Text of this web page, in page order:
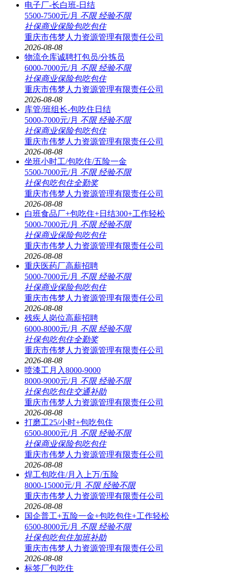
电子厂-长白班-日结
5500-7500元/月 不限 经验不限
社保商业保险包吃包住
重庆市伟梦人力资源管理有限责任公司
2026-08-08
物流仓库诚聘打包员/分拣员
6000-7000元/月 不限 经验不限
社保商业保险包吃包住
重庆市伟梦人力资源管理有限责任公司
2026-08-08
库管/班组长-包吃住日结
5000-7000元/月 不限 经验不限
社保商业保险包吃包住
重庆市伟梦人力资源管理有限责任公司
2026-08-08
坐班小时工/包吃住/五险一金
5500-7000元/月 不限 经验不限
社保包吃包住全勤奖
重庆市伟梦人力资源管理有限责任公司
2026-08-08
白班食品厂+包吃住+日结300+工作轻松
5000-7000元/月 不限 经验不限
社保商业保险包吃包住
重庆市伟梦人力资源管理有限责任公司
2026-08-08
重庆医药厂高薪招聘
5000-7000元/月 不限 经验不限
社保商业保险包吃包住
重庆市伟梦人力资源管理有限责任公司
2026-08-08
残疾人岗位高薪招聘
6000-8000元/月 不限 经验不限
社保包吃包住全勤奖
重庆市伟梦人力资源管理有限责任公司
2026-08-08
喷漆工月入8000-9000
8000-9000元/月 不限 经验不限
社保包吃包住交通补助
重庆市伟梦人力资源管理有限责任公司
2026-08-08
打磨工25/小时+包吃包住
6500-8000元/月 不限 经验不限
社保商业保险包吃包住
重庆市伟梦人力资源管理有限责任公司
2026-08-08
焊工包吃住/月入上万/五险
8000-15000元/月 不限 经验不限
重庆市伟梦人力资源管理有限责任公司
2026-08-08
国企普工+五险一金+包吃包住+工作轻松
6500-8000元/月 不限 经验不限
社保包吃包住加班补助
重庆市伟梦人力资源管理有限责任公司
2026-08-08
标签厂包吃住